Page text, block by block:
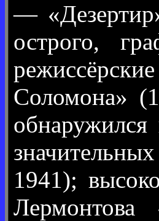
—
острого,
Соломона»
1941);